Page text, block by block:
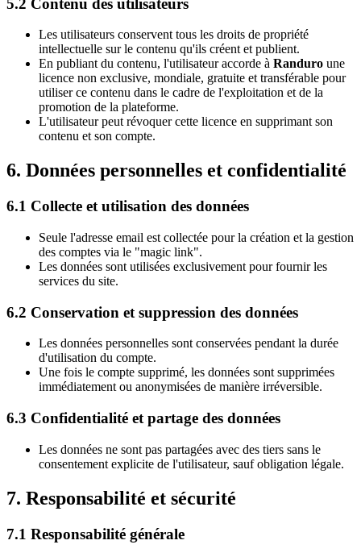
Les utilisateurs conservent tous les droits de propriété
intellectuelle sur le contenu qu'ils créent et publient.
En publiant du contenu, l'utilisateur accorde à Randuro une
licence non exclusive, mondiale, gratuite et transférable pour
utiliser ce contenu dans le cadre de l'exploitation et de la
promotion de la plateforme.
L'utilisateur peut révoquer cette licence en supprimant son
contenu et son compte.
6. Données personnelles et confidentialité
6.1 Collecte et utilisation des données
Seule l'adresse email est collectée pour la création et la gestion
des comptes via le "magic link".
Les données sont utilisées exclusivement pour fournir les
services du site.
6.2 Conservation et suppression des données
Les données personnelles sont conservées pendant la durée
d'utilisation du compte.
Une fois le compte supprimé, les données sont supprimées
immédiatement ou anonymisées de manière irréversible.
6.3 Confidentialité et partage des données
Les données ne sont pas partagées avec des tiers sans le
consentement explicite de l'utilisateur, sauf obligation légale.
7. Responsabilité et sécurité
7.1 Responsabilité générale